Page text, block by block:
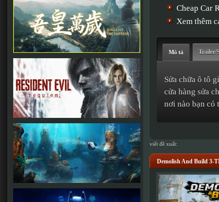
Cheap Car
Xem thêm
Mô tả Trailer/
Sửa chữa ô tô
cửa hàng sửa
nơi nào bạn có
viết đề xuất:
Demolish And Build 3-